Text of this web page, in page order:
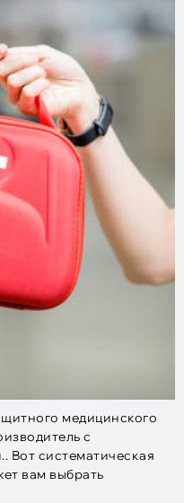
медицинского
с
Вот систематическая
вам выбрать